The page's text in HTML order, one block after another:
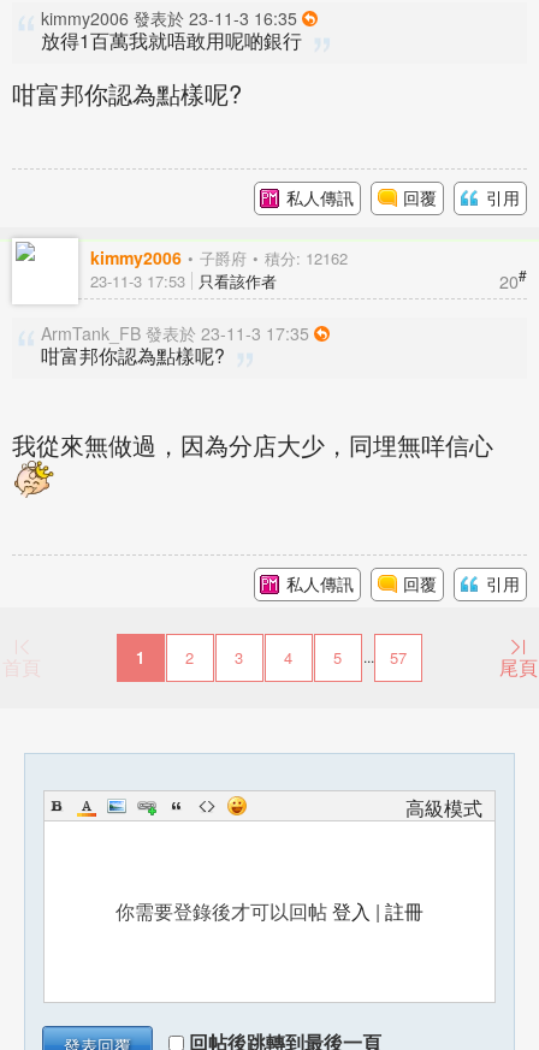
kimmy2006 發表於 23-11-3 16:35
放得1百萬我就唔敢用呢啲銀行
咁富邦你認為點樣呢?
私人傳訊 回覆 引用
kimmy2006 子爵府 積分: 12162
20#
23-11-3 17:53 只看該作者
ArmTank_FB 發表於 23-11-3 17:35
咁富邦你認為點樣呢?
我從來無做過，因為分店大少，同埋無咩信心
私人傳訊 回覆 引用
首頁 1 2 3 4 5 ... 57 尾頁
高級模式
你需要登錄後才可以回帖登入 | 註冊
回帖後跳轉到最後一頁